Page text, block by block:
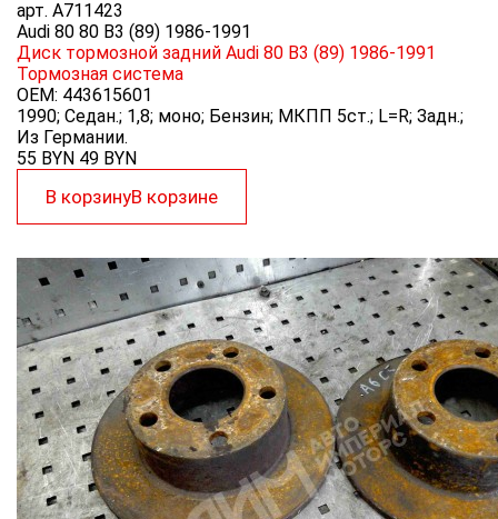
арт. A711423
Audi 80 80 B3 (89) 1986-1991
Диск тормозной задний Audi 80 B3 (89) 1986-1991
Тормозная система
OEM: 443615601
1990; Седан.; 1,8; моно; Бензин; МКПП 5ст.; L=R; Задн.;
Из Германии.
55 BYN 49 BYN
В корзинуВ корзине